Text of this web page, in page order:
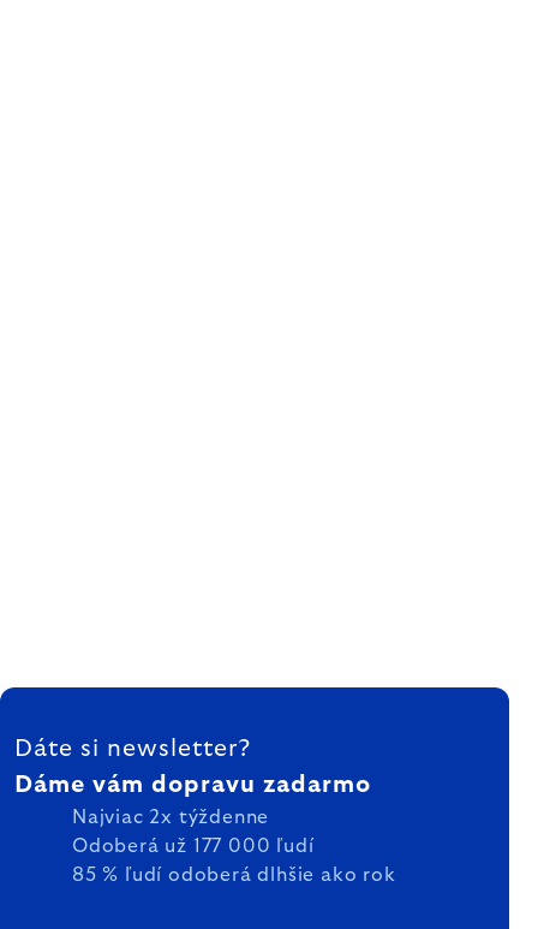
ZÁPÄTIE
Dáte si newsletter?
Dáme vám dopravu zadarmo
Najviac 2x týždenne
Odoberá už 177 000 ľudí
85 % ľudí odoberá dlhšie ako rok